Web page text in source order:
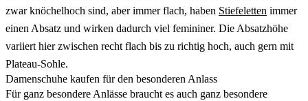
zwar knöchelhoch sind, aber immer flach, haben Stiefeletten immer
einen Absatz und wirken dadurch viel femininer. Die Absatzhöhe
variiert hier zwischen recht flach bis zu richtig hoch, auch gern mit
Plateau-Sohle.
Damenschuhe kaufen für den besonderen Anlass
Für ganz besondere Anlässe braucht es auch ganz besondere